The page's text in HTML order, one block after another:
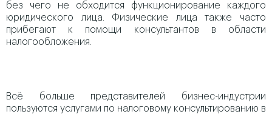
без чего не обходится функционирование каждого
юридического лица. Физические лица также часто
прибегают к помощи консультантов в области
налогообложения.
Всё больше представителей бизнес-индустрии
пользуются услугами по налоговому консультированию в